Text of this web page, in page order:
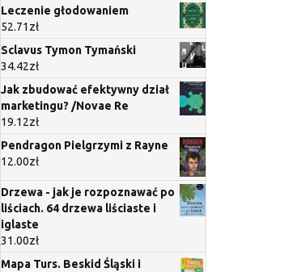
Leczenie głodowaniem
52.71 zł
Sclavus Tymon Tymański
34.42zł
Jak zbudować efektywny dział
marketingu? /Novae Re
19.12zł
Pendragon Pielgrzymi z Rayne
12.00zł
Drzewa - jak je rozpoznawać po
liściach. 64 drzewa liściaste i
iglaste
31.00zł
Mapa Turs. Beskid Śląski i